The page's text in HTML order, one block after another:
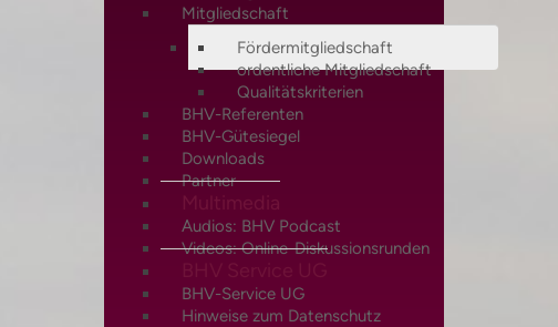
Mitgliedschaft
Fördermitgliedschaft
ordentliche Mitgliedschaft
Qualitätskriterien
BHV-Referenten
BHV-Gütesiegel
Downloads
Partner
Audios: BHV Podcast
Videos: Online-Diskussionsrunden
BHV-Service UG
Hinweise zum Datenschutz